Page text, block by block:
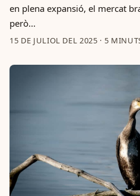
en plena expansió, el mercat
però...
15 DE JULIOL DEL 2025 · 5